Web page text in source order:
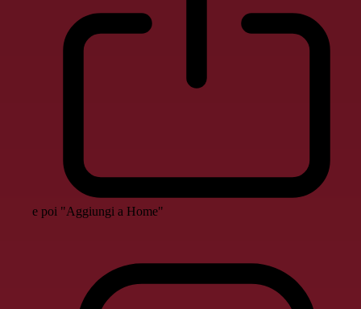
e poi "Aggiungi a Home"